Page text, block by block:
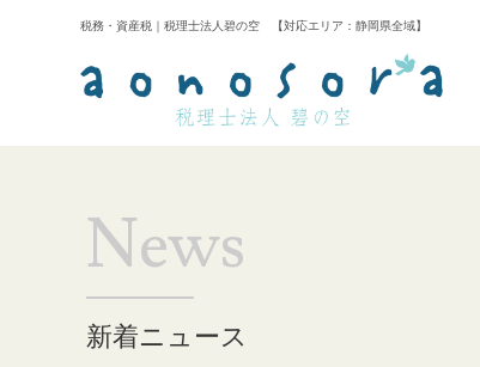
税務・資産税｜税理士法人碧の空 【対応エリア：静岡県全域】
News
新着ニュース